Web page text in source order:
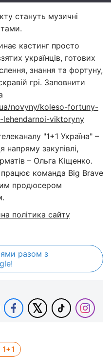
стануть музичні
кастинг просто
українців, готових
знання та фортуну,
грі. Заповнити
novyny/koleso-fortuny-
lehendarnoi-viktoryny
"1+1 Україна" –
напряму закупівлі,
– Ольга Кіщенко.
команда Big Brave
продюсером
політика сайту
разом з